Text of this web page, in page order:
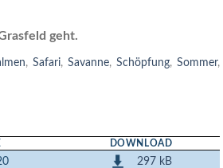
geht.
, Safari, Savanne, Schöpfung, Sommer,
DOWNLOAD
297 kB